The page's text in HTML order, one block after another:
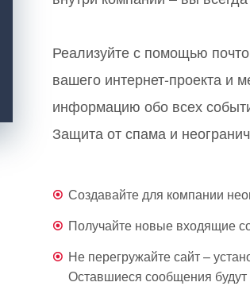
Реализуйте с помощью
вашего интернет-проекта и
информацию обо всех
Защита от спама и
Создавайте для компании
Получайте новые входящие
Не перегружайте сайт –
Оставшиеся сообщения